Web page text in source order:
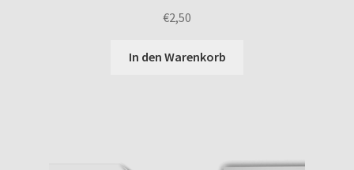
€2,50
In den Warenkorb